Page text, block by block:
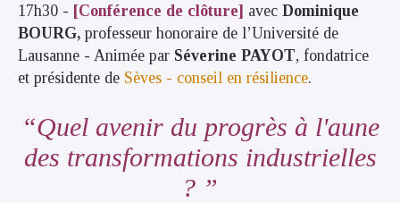
17h30 - [Conférence de clôture] avec Dominique
BOURG, professeur honoraire de l’Université de
Lausanne - Animée par Séverine PAYOT, fondatrice
et présidente de Sèves - conseil en résilience.
Quel avenir du progrès à l'aune
des transformations industrielles
?